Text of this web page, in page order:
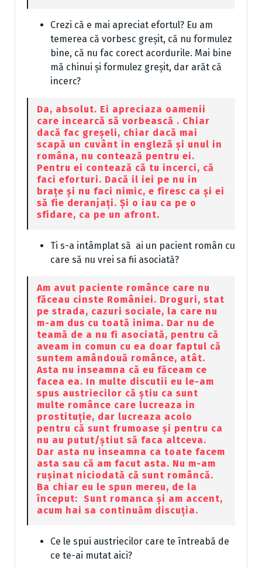
Crezi că e mai apreciat efortul? Eu am
temerea că vorbesc greșit, că nu formulez
bine, că nu fac corect acordurile. Mai bine
mă chinui și formulez greșit, dar arăt că
incerc?
Da, absolut. Ei apreciaza oamenii
care incearcă să vorbească . Chiar
dacă fac greșeli, chiar dacă mai
scapă un cuvânt in engleză și unul in
româna, nu contează pentru ei.
Pentru ei contează că tu incerci, că
faci eforturi. Dacă il iei pe nu in
brațe și nu faci nimic, e firesc ca și ei
să fie deranjați. Și o iau ca pe o
sfidare, ca pe un afront.
Ti s-a intâmplat să ai un pacient român cu
care să nu vrei sa fii asociată?
Am avut paciente românce care nu
făceau cinste României. Droguri, stat
pe strada, cazuri sociale, la care nu
m-am dus cu toată inima. Dar nu de
teamă de a nu fi asociată, pentru că
aveam in comun cu ea doar faptul că
suntem amândouă românce, atât.
Asta nu inseamna că eu făceam ce
facea ea. In multe discutii eu le-am
spus austriecilor că știu ca sunt
multe românce care lucreaza in
prostituție, dar lucreaza acolo
pentru că sunt frumoase și pentru ca
nu au putut/știut să faca altceva.
Dar asta nu inseamna ca toate facem
asta sau că am facut asta. Nu m-am
rușinat niciodată că sunt româncă.
Ba chiar eu le spun mereu, de la
început: Sunt romanca și am accent,
acum hai sa continuăm discuția.
Ce le spui austriecilor care te întreabă de
ce te-ai mutat aici?